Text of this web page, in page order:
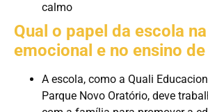
calmo
Qual o papel da escola
emocional e no ensino
A escola, como a Quali
Parque Novo Oratório, deve